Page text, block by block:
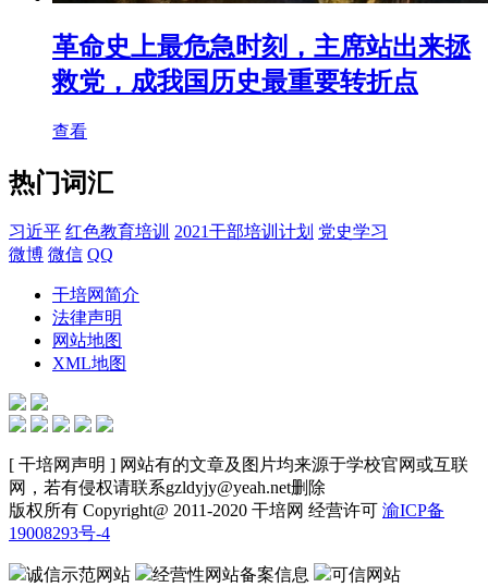
革命史上最危急时刻，主席站出来拯
救党，成我国历史最重要转折点
查看
热门词汇
习近平 红色教育培训 2021干部培训计划 党史学习
微博 微信 QQ
干培网简介
法律声明
网站地图
XML地图
[ 干培网声明 ] 网站有的文章及图片均来源于学校官网或互联
网，若有侵权请联系gzldyjy@yeah.net删除
版权所有 Copyright@ 2011-2020 干培网 经营许可 渝ICP备
19008293号-4
诚信示范网站 经营性网站备案信息 可信网站